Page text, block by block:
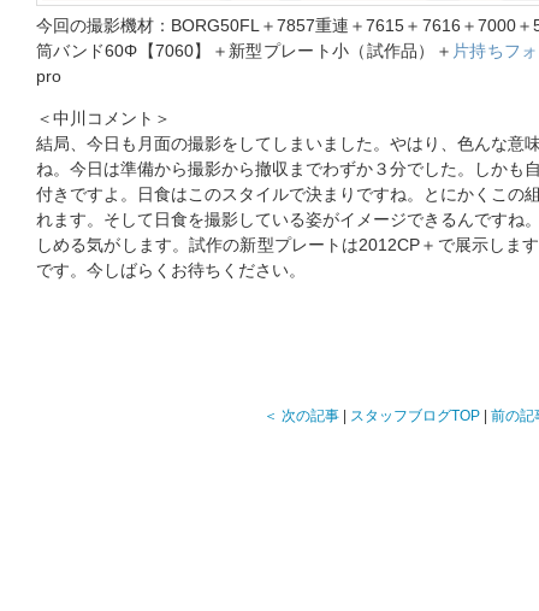
今回の撮影機材：BORG50FL＋7857重連＋7615＋7616＋7000
筒バンド60Φ【7060】＋新型プレート小（試作品）＋ 片持ちフ
pro
＜中川コメント＞
結局、今日も月面の撮影をしてしまいました。やはり、色んな意
ね。今日は準備から撮影から撤収までわずか３分でした。しかも
付きですよ。日食はこのスタイルで決まりですね。とにかくこの
れます。そして日食を撮影している姿がイメージできるんですね
しめる気がします。試作の新型プレートは2012CP＋で展示しま
です。今しばらくお待ちください。
＜ 次の記事 スタッフブログTOP 前の記